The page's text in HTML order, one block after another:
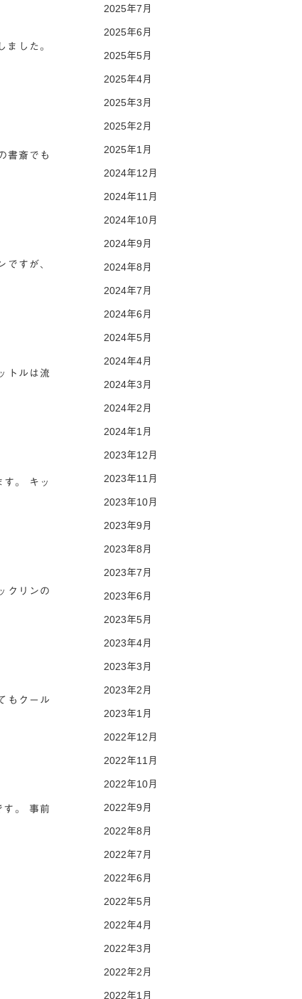
した。
書斎でも
すが、
トルは流
。 キッ
クリンの
もクール
す。 事前
2025年7月
2025年6月
2025年5月
2025年4月
2025年3月
2025年2月
2025年1月
2024年12月
2024年11月
2024年10月
2024年9月
2024年8月
2024年7月
2024年6月
2024年5月
2024年4月
2024年3月
2024年2月
2024年1月
2023年12月
2023年11月
2023年10月
2023年9月
2023年8月
2023年7月
2023年6月
2023年5月
2023年4月
2023年3月
2023年2月
2023年1月
2022年12月
2022年11月
2022年10月
2022年9月
2022年8月
2022年7月
2022年6月
2022年5月
2022年4月
2022年3月
2022年2月
2022年1月